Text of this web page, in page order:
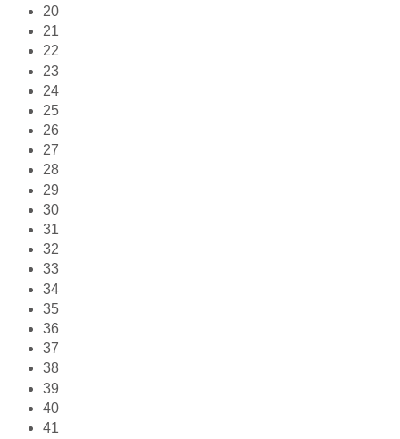
20
21
22
23
24
25
26
27
28
29
30
31
32
33
34
35
36
37
38
39
40
41